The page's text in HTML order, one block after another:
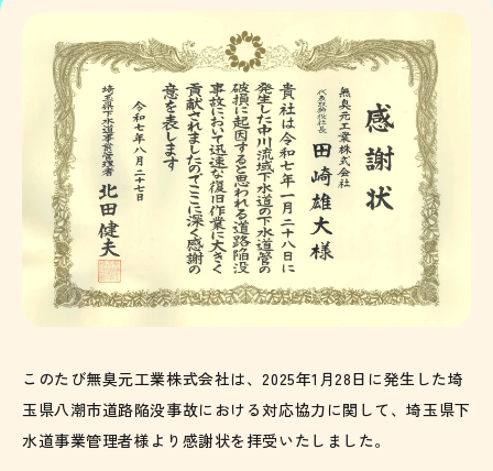
このたび無臭元工業株式会社は、2025年1月28日に発生した埼
玉県八潮市道路陥没事故における対応協力に関して、埼玉県下
水道事業管理者様より感謝状を拝受いたしました。